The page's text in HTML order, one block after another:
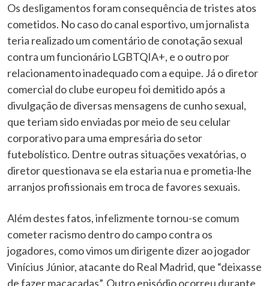
Os desligamentos foram consequência de tristes atos
cometidos. No caso do canal esportivo, um jornalista
teria realizado um comentário de conotação sexual
contra um funcionário LGBTQIA+, e o outro por
relacionamento inadequado com a equipe. Já o diretor
comercial do clube europeu foi demitido após a
divulgação de diversas mensagens de cunho sexual,
que teriam sido enviadas por meio de seu celular
corporativo para uma empresária do setor
futebolístico. Dentre outras situações vexatórias, o
diretor questionava se ela estaria nua e prometia-lhe
arranjos profissionais em troca de favores sexuais.
Além destes fatos, infelizmente tornou-se comum
cometer racismo dentro do campo contra os
jogadores, como vimos um dirigente dizer ao jogador
Vinícius Júnior, atacante do Real Madrid, que “deixasse
de fazer macacadas”. Outro episódio ocorreu durante